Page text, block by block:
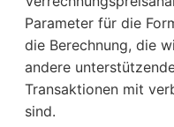
Parameter für die
die Berechnung, die
andere
Transaktionen mit
sind.